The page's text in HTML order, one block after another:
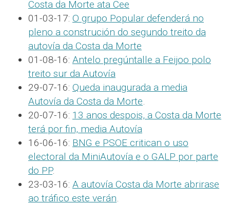
Costa da Morte ata Cee
01-03-17: O grupo Popular defenderá no
pleno a construción do segundo treito da
autovía da Costa da Morte
01-08-16: Antelo pregúntalle a Feijoo polo
treito sur da Autovía
29-07-16: Queda inaugurada a media
Autovía da Costa da Morte.
20-07-16: 13 anos despois, a Costa da Morte
terá por fin, media Autovía
16-06-16: BNG e PSOE critican o uso
electoral da MiniAutovía e o GALP por parte
do PP.
23-03-16: A autovía Costa da Morte abrirase
ao tráfico este verán.